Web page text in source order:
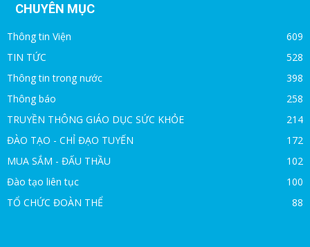
CHUYÊN MỤC
Thông tin Viện
609
TIN TỨC
528
Thông tin trong nước
398
Thông báo
258
TRUYỀN THÔNG GIÁO DỤC SỨC KHỎE
214
ĐÀO TẠO - CHỈ ĐẠO TUYẾN
172
MUA SẮM - ĐẤU THẦU
102
Đào tạo liên tục
100
TỔ CHỨC ĐOÀN THỂ
88